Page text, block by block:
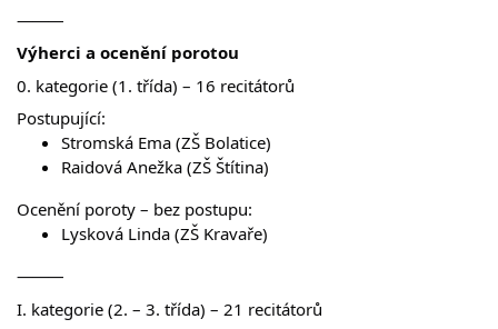
⸻
Výherci a ocenění porotou
0. kategorie (1. třída) – 16 recitátorů
Postupující:
Stromská Ema (ZŠ Bolatice)
Raidová Anežka (ZŠ Štítina)
Ocenění poroty – bez postupu:
Lysková Linda (ZŠ Kravaře)
⸻
I. kategorie (2. – 3. třída) – 21 recitátorů